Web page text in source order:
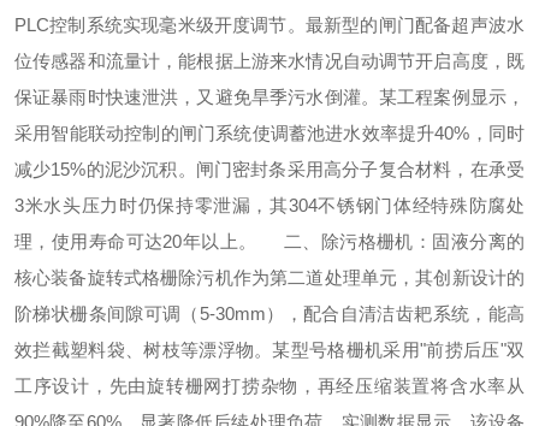
PLC控制系统实现毫米级开度调节。最新型的闸门配备超声波水
位传感器和流量计，能根据上游来水情况自动调节开启高度，既
保证暴雨时快速泄洪，又避免旱季污水倒灌。某工程案例显示，
采用智能联动控制的闸门系统使调蓄池进水效率提升40%，同时
减少15%的泥沙沉积。闸门密封条采用高分子复合材料，在承受
3米水头压力时仍保持零泄漏，其304不锈钢门体经特殊防腐处
理，使用寿命可达20年以上。 二、除污格栅机：固液分离的
核心装备旋转式格栅除污机作为第二道处理单元，其创新设计的
阶梯状栅条间隙可调（5-30mm），配合自清洁齿耙系统，能高
效拦截塑料袋、树枝等漂浮物。某型号格栅机采用"前捞后压"双
工序设计，先由旋转栅网打捞杂物，再经压缩装置将含水率从
90%降至60%，显著降低后续处理负荷。实测数据显示，该设备